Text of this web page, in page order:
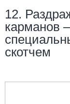
12.
карманов
скотчем